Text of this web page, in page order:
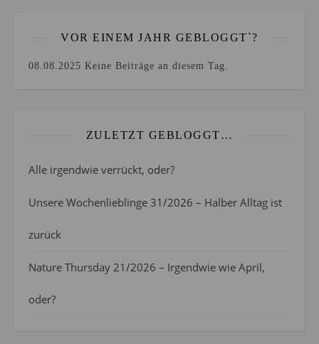
VOR EINEM JAHR GEBLOGGT`?
08.08.2025 Keine Beiträge an diesem Tag.
ZULETZT GEBLOGGT…
Alle irgendwie verrückt, oder?
Unsere Wochenlieblinge 31/2026 – Halber Alltag ist
zurück
Nature Thursday 21/2026 – Irgendwie wie April,
oder?